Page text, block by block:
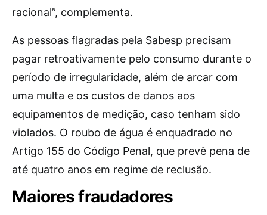
racional”, complementa.
As pessoas flagradas pela Sabesp precisam
pagar retroativamente pelo consumo durante o
período de irregularidade, além de arcar com
uma multa e os custos de danos aos
equipamentos de medição, caso tenham sido
violados. O roubo de água é enquadrado no
Artigo 155 do Código Penal, que prevê pena de
até quatro anos em regime de reclusão.
Maiores fraudadores